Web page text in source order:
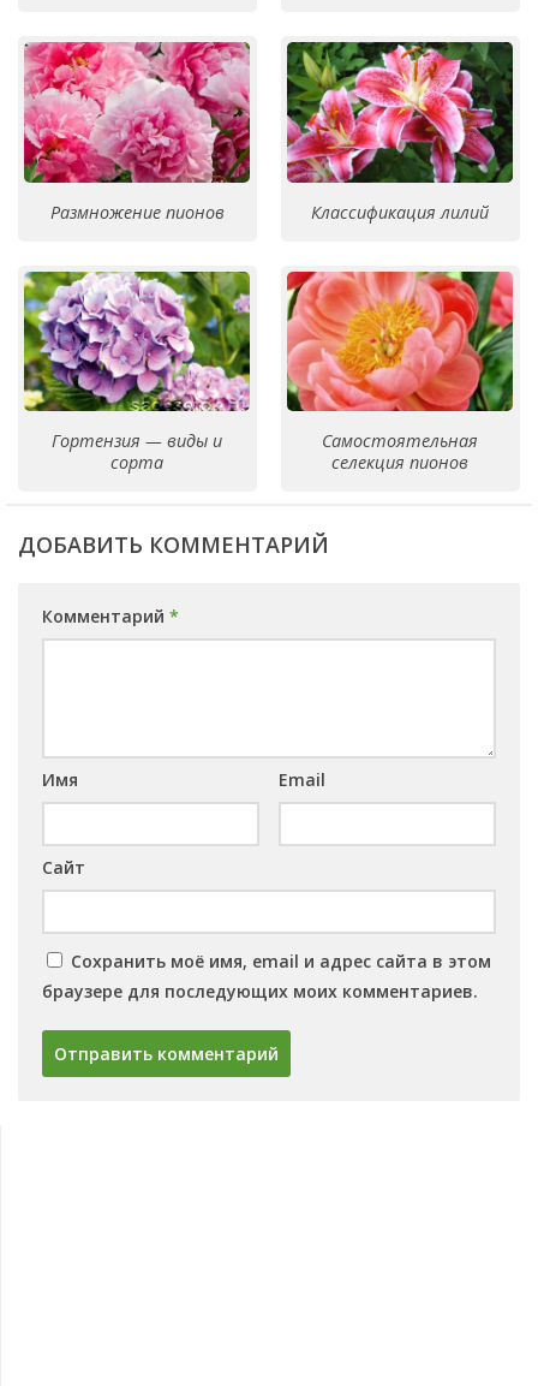
Размножение пионов Классификация лилий
Гортензия — виды и
сорта
Самостоятельная
селекция пионов
ДОБАВИТЬ КОММЕНТАРИЙ
Комментарий *
Имя Email
Сайт
Сохранить моё имя, email и адрес сайта в этом
браузере для последующих моих комментариев.